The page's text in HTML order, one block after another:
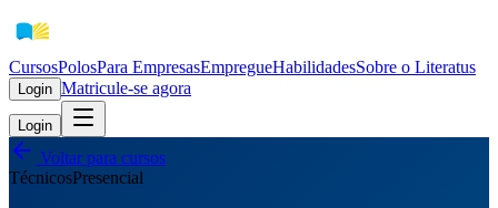
CursosPolosPara EmpresasEmpregueHabilidadesSobre o Literatus
Login Matricule-se agora
Login
Voltar para cursos
TécnicosPresencial